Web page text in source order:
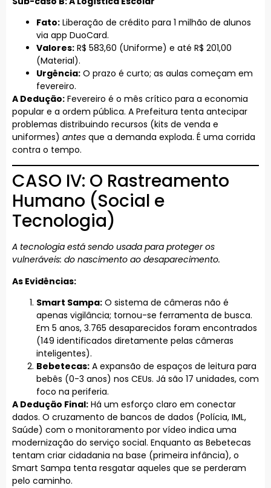
Fato: Liberação de crédito para 1 milhão de alunos
via app DuoCard.
Valores: R$ 583,60 (Uniforme) e até R$ 201,00
(Material).
Urgência: O prazo é curto; as aulas começam em
fevereiro.
A Dedução: Fevereiro é o mês crítico para a economia
popular e a ordem pública. A Prefeitura tenta antecipar
problemas distribuindo recursos (kits de venda e
uniformes) antes que a demanda exploda. É uma corrida
contra o tempo.
CASO IV: O Rastreamento
Humano (Social e
Tecnologia)
A tecnologia está sendo usada para proteger os
vulneráveis: do nascimento ao desaparecimento.
As Evidências:
Smart Sampa: O sistema de câmeras não é
apenas vigilância; tornou-se ferramenta de busca.
Em 5 anos, 3.765 desaparecidos foram encontrados
(149 identificados diretamente pelas câmeras
inteligentes).
Bebetecas: A expansão de espaços de leitura para
bebês (0-3 anos) nos CEUs. Já são 17 unidades, com
foco na periferia.
A Dedução Final: Há um esforço claro em conectar
dados. O cruzamento de bancos de dados (Polícia, IML,
Saúde) com o monitoramento por vídeo indica uma
modernização do serviço social. Enquanto as Bebetecas
tentam criar cidadania na base (primeira infância), o
Smart Sampa tenta resgatar aqueles que se perderam
pelo caminho.